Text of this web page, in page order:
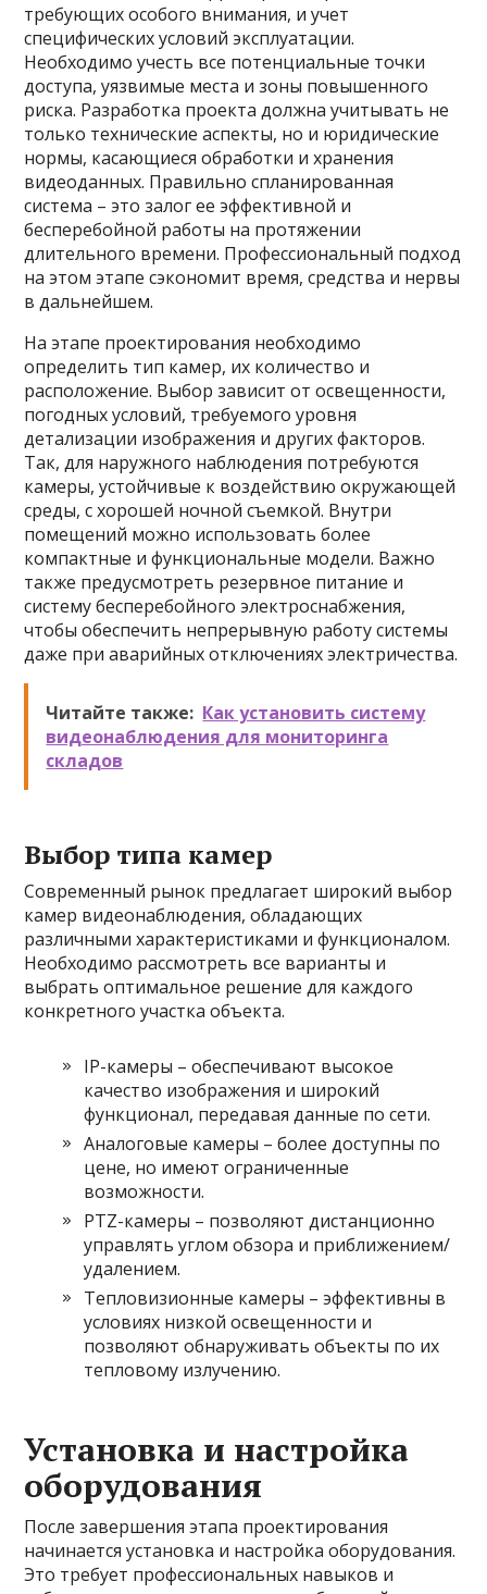
требующих особого внимания, и учет
специфических условий эксплуатации.
Необходимо учесть все потенциальные точки
доступа, уязвимые места и зоны повышенного
риска. Разработка проекта должна учитывать не
только технические аспекты, но и юридические
нормы, касающиеся обработки и хранения
видеоданных. Правильно спланированная
система – это залог ее эффективной и
бесперебойной работы на протяжении
длительного времени. Профессиональный подход
на этом этапе сэкономит время, средства и нервы
в дальнейшем.
На этапе проектирования необходимо
определить тип камер, их количество и
расположение. Выбор зависит от освещенности,
погодных условий, требуемого уровня
детализации изображения и других факторов.
Так, для наружного наблюдения потребуются
камеры, устойчивые к воздействию окружающей
среды, с хорошей ночной съемкой. Внутри
помещений можно использовать более
компактные и функциональные модели. Важно
также предусмотреть резервное питание и
систему бесперебойного электроснабжения,
чтобы обеспечить непрерывную работу системы
даже при аварийных отключениях электричества.
Читайте также: Как установить систему
видеонаблюдения для мониторинга
складов
Выбор типа камер
Современный рынок предлагает широкий выбор
камер видеонаблюдения, обладающих
различными характеристиками и функционалом.
Необходимо рассмотреть все варианты и
выбрать оптимальное решение для каждого
конкретного участка объекта.
IP-камеры – обеспечивают высокое
качество изображения и широкий
функционал, передавая данные по сети.
Аналоговые камеры – более доступны по
цене, но имеют ограниченные
возможности.
PTZ-камеры – позволяют дистанционно
управлять углом обзора и приближением/
удалением.
Тепловизионные камеры – эффективны в
условиях низкой освещенности и
позволяют обнаруживать объекты по их
тепловому излучению.
Установка и настройка
оборудования
После завершения этапа проектирования
начинается установка и настройка оборудования.
Это требует профессиональных навыков и